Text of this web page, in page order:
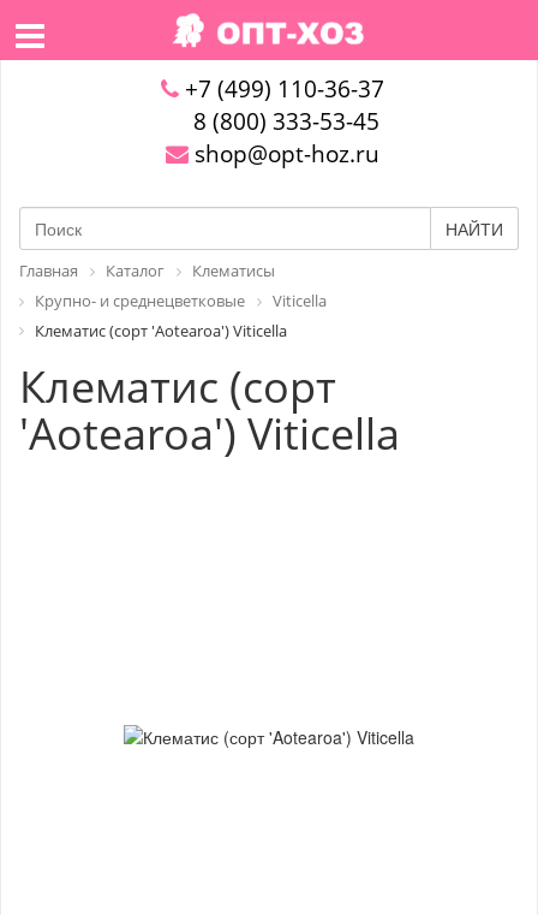
+7 (499) 110-36-37
8 (800) 333-53-45
shop@opt-hoz.ru
НАЙТИ
Главная Каталог
Клематисы
Крупно- и среднецветковые
Viticella
Клематис (сорт 'Aotearoa') Viticella
Клематис (сорт
'Aotearoa') Viticella